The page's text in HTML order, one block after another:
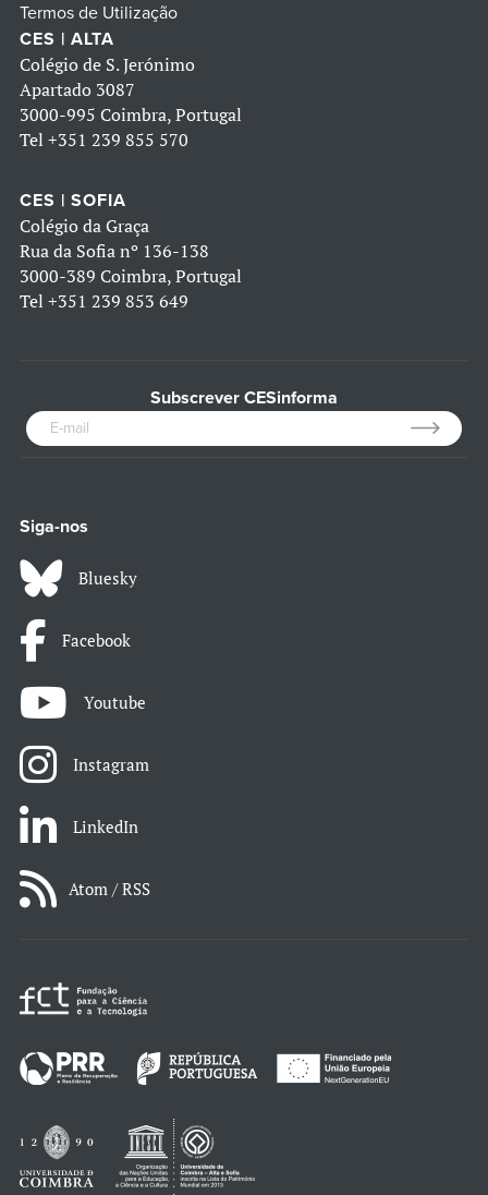
Termos de Utilização
CES | ALTA
Colégio de S. Jerónimo
Apartado 3087
3000-995 Coimbra, Portugal
Tel +351 239 855 570
CES | SOFIA
Colégio da Graça
Rua da Sofia nº 136-138
3000-389 Coimbra, Portugal
Tel +351 239 853 649
Subscrever CESinforma
Siga-nos
Bluesky
Facebook
Youtube
Instagram
LinkedIn
Atom / RSS